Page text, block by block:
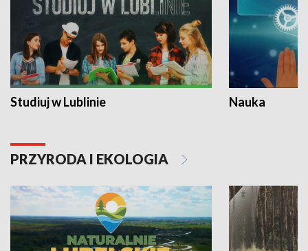
Studiuj w Lublinie Nauka
PRZYRODA I EKOLOGIA